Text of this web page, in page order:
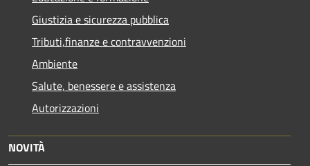
Giustizia e sicurezza pubblica
Tributi,finanze e contravvenzioni
Ambiente
Salute, benessere e assistenza
Autorizzazioni
NOVITÀ